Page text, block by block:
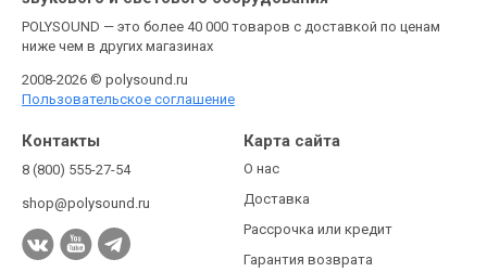
POLYSOUND — это более 40 000 товаров с доставкой по ценам
ниже чем в других магазинах
2008-2026 © polysound.ru
Пользовательское соглашение
Контакты
8 (800) 555-27-54
shop@polysound.ru
Карта сайта
О нас
Доставка
Рассрочка или кредит
Гарантия возврата